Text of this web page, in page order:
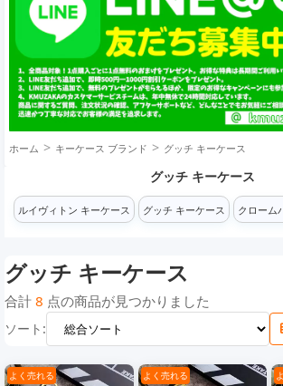
ホーム キーケース ブランド グッチ キーケース
グッチ キーケース
ルイヴィトン キーケース グッチ キーケース クローム
グッチ キーケース
合計 8 点の商品が見つかりました
ソート:
よく売れる よく売れる